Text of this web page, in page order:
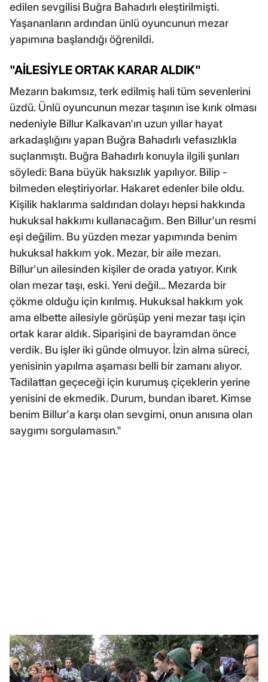
edilen sevgilisi Buğra Bahadırlı eleştirilmişti.
Yaşananların ardından ünlü oyuncunun mezar
yapımına başlandığı öğrenildi.
"AİLESİYLE ORTAK KARAR ALDIK"
Mezarın bakımsız, terk edilmiş hali tüm sevenlerini
üzdü. Ünlü oyuncunun mezar taşının ise kırık olması
nedeniyle Billur Kalkavan'ın uzun yıllar hayat
arkadaşlığını yapan Buğra Bahadırlı vefasızlıkla
suçlanmıştı. Buğra Bahadırlı konuyla ilgili şunları
söyledi: Bana büyük haksızlık yapılıyor. Bilip -
bilmeden eleştiriyorlar. Hakaret edenler bile oldu.
Kişilik haklarıma saldırıdan dolayı hepsi hakkında
hukuksal hakkımı kullanacağım. Ben Billur'un resmi
eşi değilim. Bu yüzden mezar yapımında benim
hukuksal hakkım yok. Mezar, bir aile mezarı.
Billur'un ailesinden kişiler de orada yatıyor. Kırık
olan mezar taşı, eski. Yeni değil... Mezarda bir
çökme olduğu için kırılmış. Hukuksal hakkım yok
ama elbette ailesiyle görüşüp yeni mezar taşı için
ortak karar aldık. Siparişini de bayramdan önce
verdik. Bu işler iki günde olmuyor. İzin alma süreci,
yenisinin yapılma aşaması belli bir zamanı alıyor.
Tadilattan geçeceği için kurumuş çiçeklerin yerine
yenisini de ekmedik. Durum, bundan ibaret. Kimse
benim Billur'a karşı olan sevgimi, onun anısına olan
saygımı sorgulamasın."